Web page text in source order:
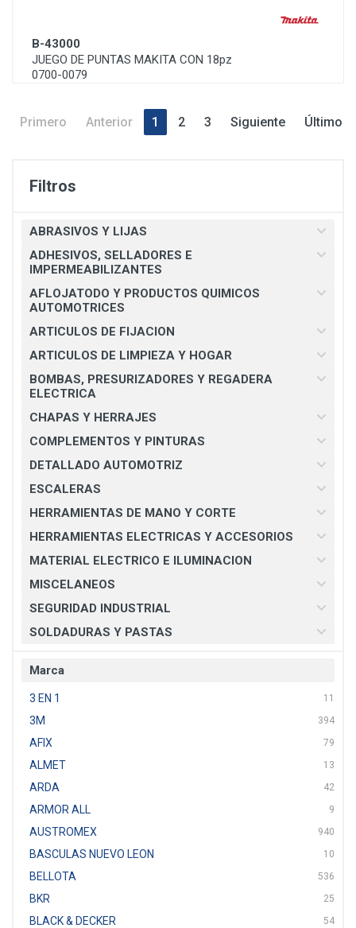
Filtros
ABRASIVOS Y LIJAS
ADHESIVOS, SELLADORES E
IMPERMEABILIZANTES
AFLOJATODO Y PRODUCTOS QUIMICOS
AUTOMOTRICES
ARTICULOS DE FIJACION
ARTICULOS DE LIMPIEZA Y HOGAR
BOMBAS, PRESURIZADORES Y REGADERA
ELECTRICA
CHAPAS Y HERRAJES
COMPLEMENTOS Y PINTURAS
DETALLADO AUTOMOTRIZ
ESCALERAS
HERRAMIENTAS DE MANO Y CORTE
HERRAMIENTAS ELECTRICAS Y ACCESORIOS
MATERIAL ELECTRICO E ILUMINACION
MISCELANEOS
SEGURIDAD INDUSTRIAL
SOLDADURAS Y PASTAS
Marca
3 EN 1 11
3M 394
AFIX 79
ALMET 13
ARDA 42
ARMOR ALL 9
AUSTROMEX 940
BASCULAS NUEVO LEON 10
BELLOTA 536
BKR 25
BLACK & DECKER 54
B-43000
JUEGO DE PUNTAS MAKITA CON 18pz
0700-0079
Primero Anterior 1 2 3 Siguiente Último